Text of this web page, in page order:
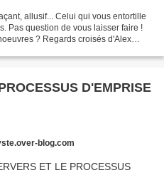
allusif... Celui qui vous entortille
Pas question de vous laisser faire !
? Regards croisés d'Alex
D'EMPRISE
blog.com